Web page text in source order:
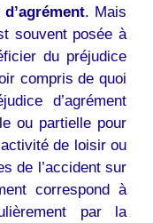
. Mais
souvent posée à
du préjudice
compris de quoi
d’agrément
ou partielle pour
de loisir ou
de l’accident sur
correspond à
par la